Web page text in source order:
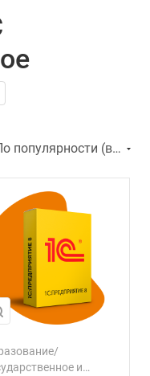
По популярности (возрастание)
и